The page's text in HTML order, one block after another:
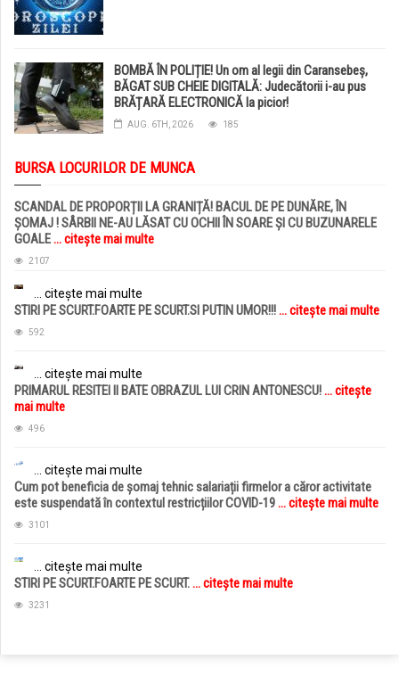
BOMBĂ ÎN POLIȚIE! Un om al legii din Caransebeș,
BĂGAT SUB CHEIE DIGITALĂ: Judecătorii i-au pus
BRĂȚARĂ ELECTRONICĂ la picior!
AUG. 6TH, 2026 185
BURSA LOCURILOR DE MUNCA
SCANDAL DE PROPORȚII LA GRANIȚĂ! BACUL DE PE DUNĂRE, ÎN
ȘOMAJ ! SÂRBII NE-AU LĂSAT CU OCHII ÎN SOARE ȘI CU BUZUNARELE
GOALE... citește mai multe
2107
... citește mai multe
STIRI PE SCURT.FOARTE PE SCURT.SI PUTIN UMOR!!!... citește mai multe
592
... citește mai multe
PRIMARUL RESITEI II BATE OBRAZUL LUI CRIN ANTONESCU!... citește
mai multe
496
... citește mai multe
Cum pot beneficia de șomaj tehnic salariații firmelor a căror activitate
este suspendată în contextul restricțiilor COVID-19... citește mai multe
3101
... citește mai multe
STIRI PE SCURT.FOARTE PE SCURT.... citește mai multe
3231